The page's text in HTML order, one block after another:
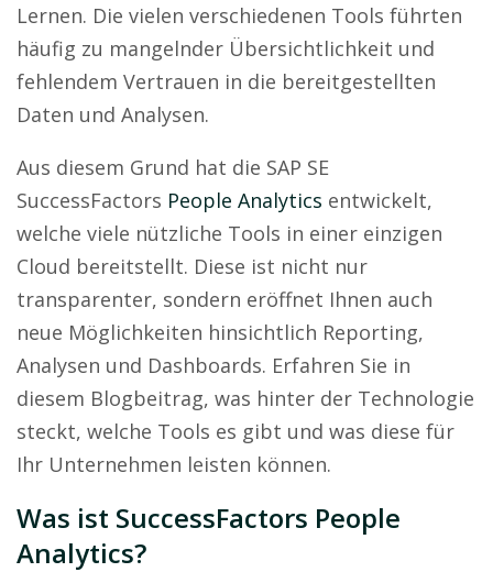
Lernen. Die vielen verschiedenen Tools führten
häufig zu mangelnder Übersichtlichkeit und
fehlendem Vertrauen in die bereitgestellten
Daten und Analysen.
Aus diesem Grund hat die SAP SE
SuccessFactors People Analytics entwickelt,
welche viele nützliche Tools in einer einzigen
Cloud bereitstellt. Diese ist nicht nur
transparenter, sondern eröffnet Ihnen auch
neue Möglichkeiten hinsichtlich Reporting,
Analysen und Dashboards. Erfahren Sie in
diesem Blogbeitrag, was hinter der Technologie
steckt, welche Tools es gibt und was diese für
Ihr Unternehmen leisten können.
Was ist SuccessFactors People
Analytics?